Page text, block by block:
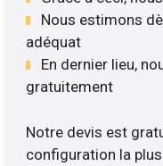
Nous estimons
adéquat
En dernier lieu,
gratuitement
Notre devis est
configuration la